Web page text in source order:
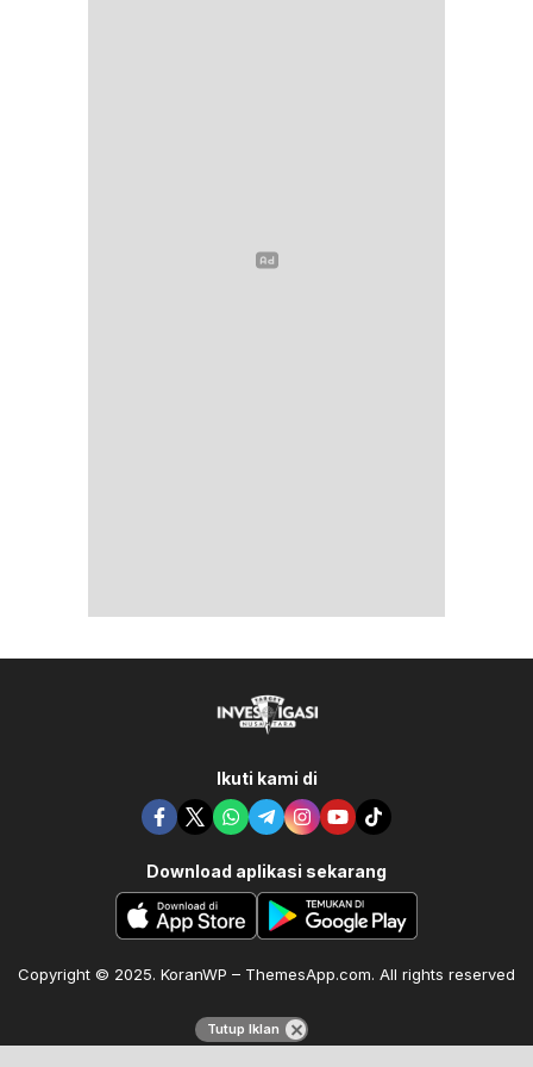
Ikuti kami di
Download aplikasi sekarang
Copyright © 2025. KoranWP – ThemesApp.com. All rights reserved
Tutup Iklan